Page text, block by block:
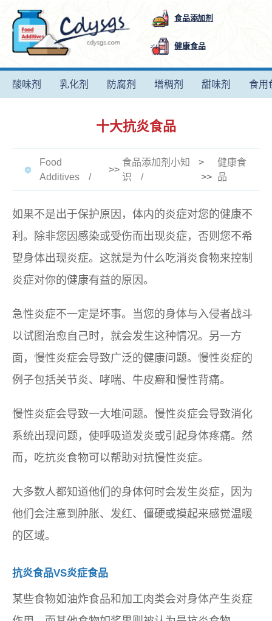
食品添加剂
健康食品
酸味剂 乳化剂 防腐剂 增稠剂 甜味剂 食用
十大抗炎食品
Food
Additives
>>
食品添加剂小知
识
>
>>
健康食
品
如果不是出于保护原因，体内的炎症对您的健康不
利。除非您因感染或受伤而出现炎症，否则您不希
望身体出现炎症。这就是为什么吃消炎食物来控制
炎症对你的健康有益的原因。
急性炎症不一定是坏事。当您的身体与入侵者战斗
以试图治愈自己时，就会发生这种情况。另一方
面，慢性炎症会导致广泛的健康问题。慢性炎症的
例子包括关节炎、哮喘、牛皮癣和慢性背痛。
慢性炎症会导致一大堆问题。慢性炎症会导致消化
系统出现问题，使呼吸道发炎或引起身体疼痛。然
而，吃抗炎食物可以帮助对抗慢性炎症。
大多数人都知道他们的身体何时会发生炎症，因为
他们会注意到肿胀、发红、僵硬或摸起来感觉温暖
的区域。
抗炎食品VS炎症食品
某些食物如油炸食品和加工肉类会对身体产生炎症